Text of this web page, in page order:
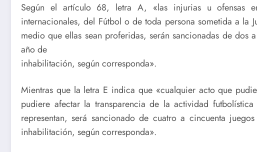
Según el artículo 68, letra A, «las injurias u ofensas
internacionales, del Fútbol o de toda persona sometida a la
medio que ellas sean proferidas, serán sancionadas de dos
año de
inhabilitación, según corresponda».
Mientras que la letra E indica que «cualquier acto que
pudiere afectar la transparencia de la actividad
representan, será sancionado de cuatro a cincuenta
inhabilitación, según corresponda».